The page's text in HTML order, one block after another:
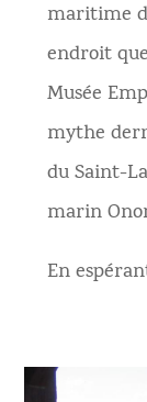
maritime
endroit
Musée
mythe
du Saint-
marin
En